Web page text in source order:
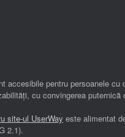
pentru persoanele
cu convingerea
site-ul UserWay este alimentat
2.1).